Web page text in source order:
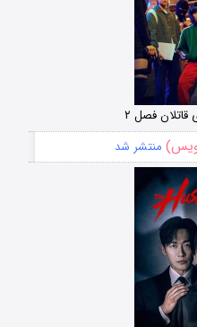
فصل ۲
منتشر شد